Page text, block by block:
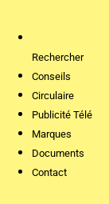
Rechercher
Conseils
Circulaire
Publicité Télé
Marques
Documents
Contact